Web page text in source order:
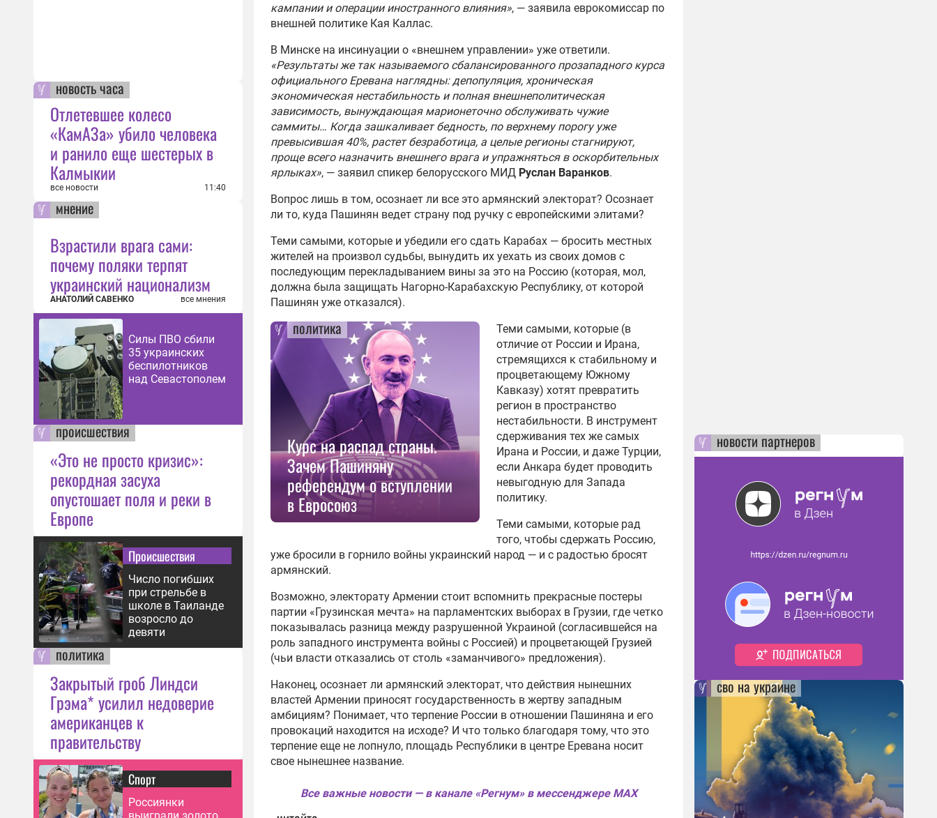
новость часа
Отлетевшее колесо
«КамАЗа» убило человека
и ранило еще шестерых в
Калмыкии
все новости 11:40
мнение
Взрастили врага сами:
почему поляки терпят
украинский национализм
АНАТОЛИЙ САВЕНКО все мнения
Силы ПВО сбили
35 украинских
беспилотников
над Севастополем
происшествия
«Это не просто кризис»:
рекордная засуха
опустошает поля и реки в
Европе
Происшествия
Число погибших
при стрельбе в
школе в Таиланде
возросло до
девяти
политика
Закрытый гроб Линдси
Грэма* усилил недоверие
американцев к
правительству
Спорт
Россиянки
кампании и операции иностранного влияния», — заявила еврокомиссар по
внешней политике Кая Каллас.
В Минске на инсинуации о «внешнем управлении» уже ответили.
«Результаты же так называемого сбалансированного прозападного курса
официального Еревана наглядны: депопуляция, хроническая
экономическая нестабильность и полная внешнеполитическая
зависимость, вынуждающая марионеточно обслуживать чужие
саммиты… Когда зашкаливает бедность, по верхнему порогу уже
превысившая 40%, растет безработица, а целые регионы стагнируют,
проще всего назначить внешнего врага и упражняться в оскорбительных
ярлыках», — заявил спикер белорусского МИД Руслан Варанков.
Вопрос лишь в том, осознает ли все это армянский электорат? Осознает
ли то, куда Пашинян ведет страну под ручку с европейскими элитами?
Теми самыми, которые и убедили его сдать Карабах — бросить местных
жителей на произвол судьбы, вынудить их уехать из своих домов с
последующим перекладыванием вины за это на Россию (которая, мол,
должна была защищать Нагорно-Карабахскую Республику, от которой
Пашинян уже отказался).
политика
Курс на распад страны.
Зачем Пашиняну
референдум о вступлении
в Евросоюз
Теми самыми, которые (в
отличие от России и Ирана,
стремящихся к стабильному и
процветающему Южному
Кавказу) хотят превратить
регион в пространство
нестабильности. В инструмент
сдерживания тех же самых
Ирана и России, и даже Турции,
если Анкара будет проводить
невыгодную для Запада
политику.
Теми самыми, которые рад
того, чтобы сдержать Россию,
уже бросили в горнило войны украинский народ — и с радостью бросят
армянский.
Возможно, электорату Армении стоит вспомнить прекрасные постеры
партии «Грузинская мечта» на парламентских выборах в Грузии, где четко
показывалась разница между разрушенной Украиной (согласившейся на
роль западного инструмента войны с Россией) и процветающей Грузией
(чьи власти отказались от столь «заманчивого» предложения).
Наконец, осознает ли армянский электорат, что действия нынешних
властей Армении приносят государственность в жертву западным
амбициям? Понимает, что терпение России в отношении Пашиняна и его
провокаций находится на исходе? И что только благодаря тому, что это
терпение еще не лопнуло, площадь Республики в центре Еревана носит
свое нынешнее название.
Все важные новости — в канале «Регнум» в мессенджере MAX
новости партнеров
сво на украине